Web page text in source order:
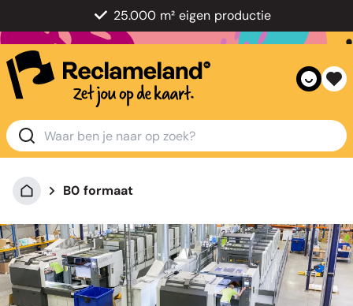
25.000 m² eigen productie
B0 formaat